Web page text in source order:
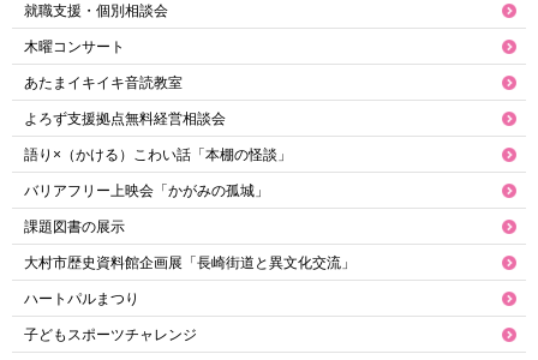
就職支援・個別相談会
木曜コンサート
あたまイキイキ音読教室
よろず支援拠点無料経営相談会
語り×（かける）こわい話「本棚の怪談」
バリアフリー上映会「かがみの孤城」
課題図書の展示
大村市歴史資料館企画展「長崎街道と異文化交流」
ハートパルまつり
子どもスポーツチャレンジ